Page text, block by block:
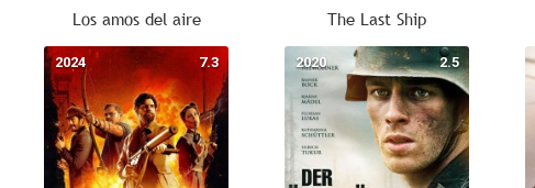
Los amos del aire The Last Ship
7.3
2024 2.5
2020